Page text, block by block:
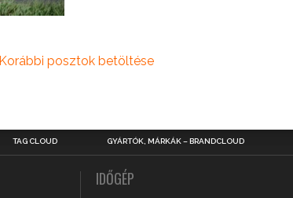
Korábbi posztok betöltése
TAG CLOUD GYÁRTÓK, MÁRKÁK – BRANDCLOUD
IDŐGÉP